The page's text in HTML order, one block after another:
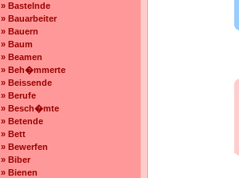
» Bastelnde
» Bauarbeiter
» Bauern
» Baum
» Beamen
» Beh�mmerte
» Beissende
» Berufe
» Besch�mte
» Betende
» Bett
» Bewerfen
» Biber
» Bienen